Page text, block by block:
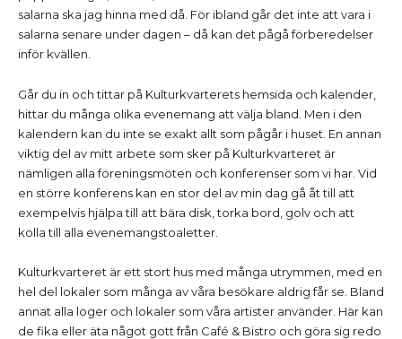
salarna ska jag hinna med då. För ibland går det inte att vara i
salarna senare under dagen – då kan det pågå förberedelser
inför kvällen.
Går du in och tittar på Kulturkvarterets hemsida och kalender,
hittar du många olika evenemang att välja bland. Men i den
kalendern kan du inte se exakt allt som pågår i huset. En annan
viktig del av mitt arbete som sker på Kulturkvarteret är
nämligen alla föreningsmöten och konferenser som vi har. Vid
en större konferens kan en stor del av min dag gå åt till att
exempelvis hjälpa till att bära disk, torka bord, golv och att
kolla till alla evenemangstoaletter.
Kulturkvarteret är ett stort hus med många utrymmen, med en
hel del lokaler som många av våra besökare aldrig får se. Bland
annat alla loger och lokaler som våra artister använder. Här kan
de fika eller äta något gott från Café & Bistro och göra sig redo